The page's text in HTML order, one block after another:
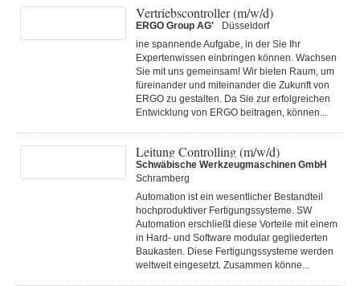
Vertriebscontroller (m/w/d)
ERGO Group AG'
Düsseldorf
ine spannende Aufgabe, in der Sie Ihr
Expertenwissen einbringen können. Wachsen
Sie mit uns gemeinsam! Wir bieten Raum, um
füreinander und miteinander die Zukunft von
ERGO zu gestalten. Da Sie zur erfolgreichen
Entwicklung von ERGO beitragen, können...
Leitung Controlling (m/w/d)
Schwäbische Werkzeugmaschinen GmbH
Schramberg
Automation ist ein wesentlicher Bestandteil
hochproduktiver Fertigungssysteme. SW
Automation erschließt diese Vorteile mit einem
in Hard- und Software modular gegliederten
Baukasten. Diese Fertigungs­systeme werden
weltweit eingesetzt. Zusammen könne...